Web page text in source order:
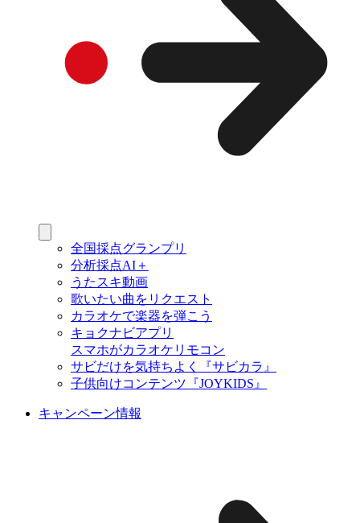
全国採点グランプリ
分析採点AI＋
うたスキ動画
歌いたい曲をリクエスト
カラオケで楽器を弾こう
キョクナビアプリ
スマホがカラオケリモコン
サビだけを気持ちよく『サビカラ』
子供向けコンテンツ『JOYKIDS』
キャンペーン情報